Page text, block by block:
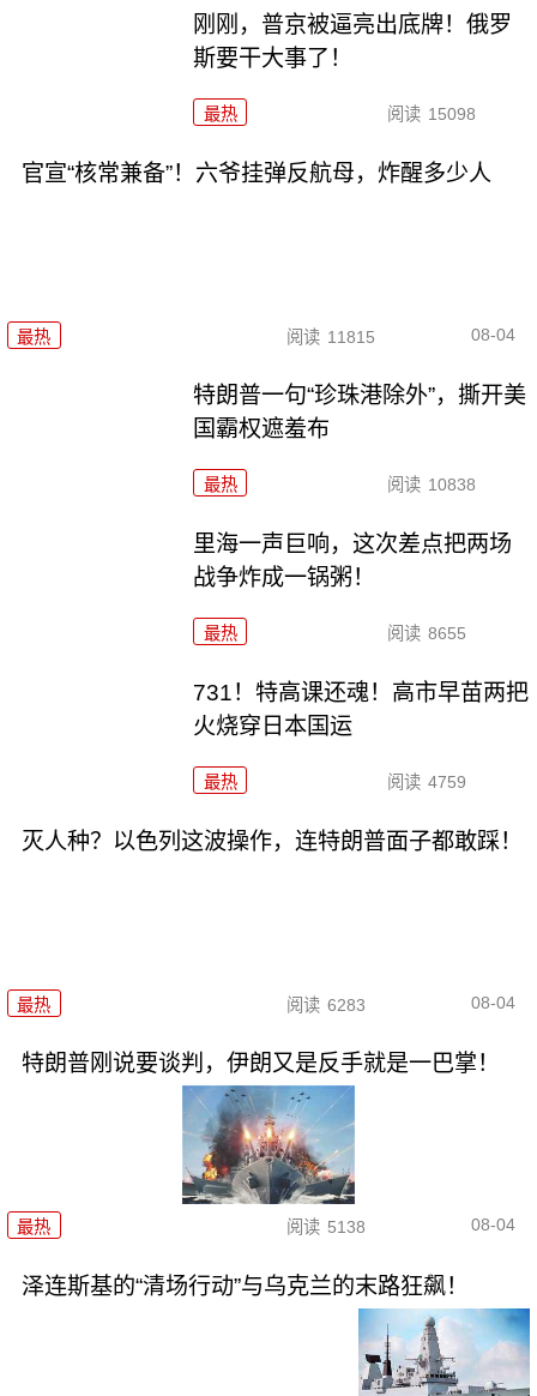
刚刚，普京被逼亮出底牌！俄罗
斯要干大事了！
最热 阅读 15098
官宣“核常兼备”！六爷挂弹反航母，炸醒多少人
最热 阅读 11815 08-04
特朗普一句“珍珠港除外”，撕开美
国霸权遮羞布
最热 阅读 10838
里海一声巨响，这次差点把两场
战争炸成一锅粥！
最热 阅读 8655
731！特高课还魂！高市早苗两把
火烧穿日本国运
最热 阅读 4759
灭人种？以色列这波操作，连特朗普面子都敢踩！
最热 阅读 6283 08-04
特朗普刚说要谈判，伊朗又是反手就是一巴掌！
最热 阅读 5138 08-04
泽连斯基的“清场行动”与乌克兰的末路狂飙！